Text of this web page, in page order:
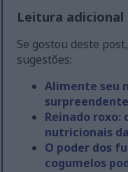
Leitura adicional
Se gostou deste
sugestões:
Alimente seu
Reinado roxo:
nutricionais
O poder dos
cogumelos